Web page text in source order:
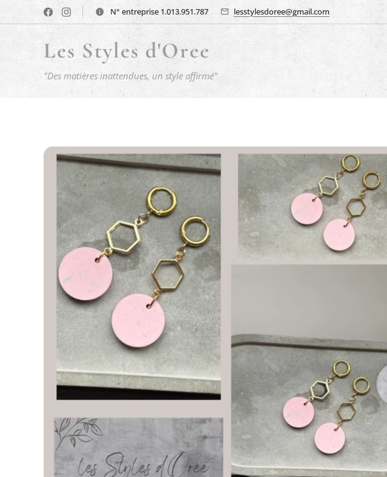
N° entreprise 1.013.951.787 lesstylesdoree@gmail.com
Les Styles d'Oree
"Des matières inattendues, un style affirmé"